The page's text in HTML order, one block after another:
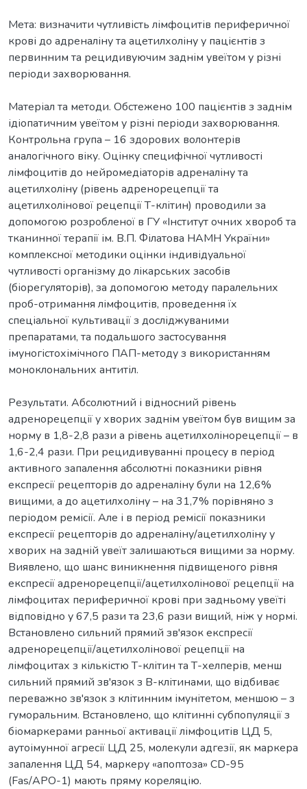
Мета: визначити чутливість лімфоцитів периферичної
крові до адреналіну та ацетилхоліну у пацієнтів з
первинним та рецидивуючим заднім увеїтом у різні
періоди захворювання.
Матеріал та методи. Обстежено 100 пацієнтів з заднім
ідіопатичним увеїтом у різні періоди захворювання.
Контрольна група – 16 здорових волонтерів
аналогічного віку. Оцінку специфічної чутливості
лімфоцитів до нейромедіаторів адреналіну та
ацетилхоліну (рівень адренорецепції та
ацетилхолінової рецепції Т-клітин) проводили за
допомогою розробленої в ГУ «Інститут очних хвороб та
тканинної терапії ім. В.П. Філатова НАМН України»
комплексної методики оцінки індивідуальної
чутливості організму до лікарських засобів
(біорегуляторів), за допомогою методу паралельних
проб-отримання лімфоцитів, проведення їх
спеціальної культивації з досліджуваними
препаратами, та подальшого застосування
імуногістохімічного ПАП-методу з використанням
моноклональних антитіл.
Результати. Абсолютний і відносний рівень
адренорецепції у хворих заднім увеїтом був вищим за
норму в 1,8-2,8 рази а рівень ацетилхолінорецепції – в
1,6-2,4 рази. При рецидивуванні процесу в період
активного запалення абсолютні показники рівня
експресії рецепторів до адреналіну були на 12,6%
вищими, а до ацетилхоліну – на 31,7% порівняно з
періодом ремісії. Але і в період ремісії показники
експресії рецепторів до адреналіну/ацетилхоліну у
хворих на задній увеїт залишаються вищими за норму.
Виявлено, що шанс виникнення підвищеного рівня
експресії адренорецепції/ацетилхолінової рецепції на
лімфоцитах периферичної крові при задньому увеїті
відповідно у 67,5 рази та 23,6 рази вищий, ніж у нормі.
Встановлено сильний прямий зв'язок експресії
адренорецепції/ацетилхолінової рецепції на
лімфоцитах з кількістю Т-клітин та Т-хелперів, менш
сильний прямий зв'язок з В-клітинами, що відбиває
переважно зв'язок з клітинним імунітетом, меншою – з
гуморальним. Встановлено, що клітинні субпопуляції з
біомаркерами ранньої активації лімфоцитів ЦД 5,
аутоімунної агресії ЦД 25, молекули адгезії, як маркера
запалення ЦД 54, маркеру «апоптоза» CD-95
(Fas/APO-1) мають пряму кореляцію.